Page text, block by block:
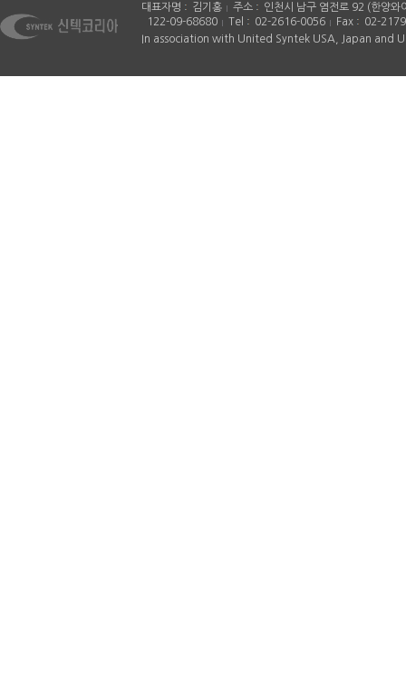
대표자명 김기홍 주소
인천시 남구 염전로 92 (한양와
122-09-68680
Tel 02-2616-0056 Fax
02-
In association with United Syntek USA, Japan and